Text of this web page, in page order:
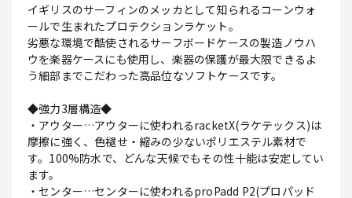
イギリスのサーフィンのメッカとして知られるコーンウォ
ールで生まれたプロテクションラケット。
劣悪な環境で酷使されるサーフボードケースの製造ノウハ
ウを楽器ケースにも使用し、楽器の保護が最大限できるよ
う細部までこだわった高品位なソフトケースです。
◆強力3層構造◆
・アウター…アウターに使われるracketX(ラケテックス)は
摩擦に強く、色褪せ・縮みの少ないポリエステル素材で
す。100%防水で、どんな天候でもその性十能は安定してい
ます。
・センター…センターに使われるproPadd P2(プロパッド